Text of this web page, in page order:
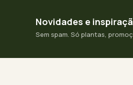
Novidades e
Sem spam. Só plantas,